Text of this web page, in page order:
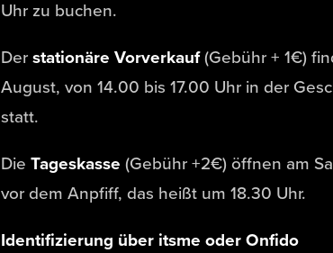
Uhr zu buchen.
Der stationäre Vorverkauf(Gebühr + 1€)
August, von 14.00 bis 17.00 Uhr in der
statt.
Die Tageskasse (Gebühr +2€) öffnen am
vor dem Anpfiff, das heißt um 18.30 Uhr.
Identifizierung über itsme oder Onfido